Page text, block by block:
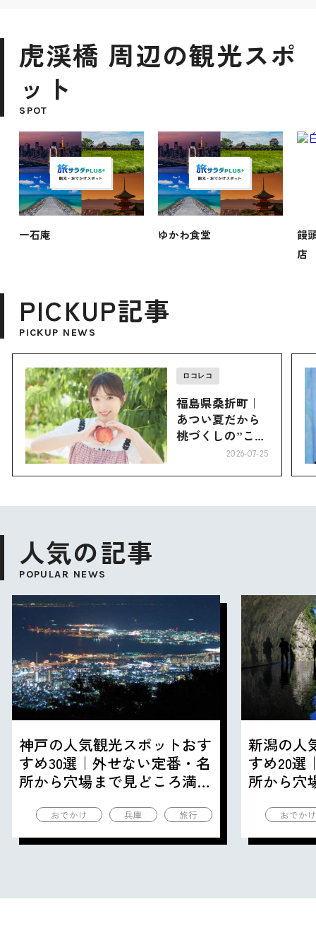
虎渓橋 周辺の観光スポ
ット
SPOT
一石庵 ゆかわ食堂
饅
店
PICKUP記事
PICKUP NEWS
ロコレコ
福島県桑折町｜
あつい夏だから
桃づくしの”こお
2026-07-25
人気の記事
POPULAR NEWS
神戸の人気観光スポットおす
すめ30選｜外せない定番・名
所から穴場まで見どころ満載
おでかけ 兵庫 旅行
新潟の人
すめ20選
所から穴
おでか